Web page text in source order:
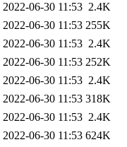
2022-06-30 11:53 2.4K
2022-06-30 11:53 255K
2022-06-30 11:53 2.4K
2022-06-30 11:53 252K
2022-06-30 11:53 2.4K
2022-06-30 11:53 318K
2022-06-30 11:53 2.4K
2022-06-30 11:53 624K